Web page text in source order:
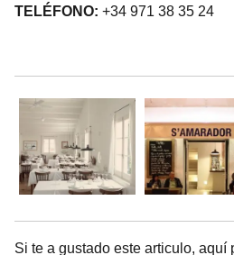
TELÉFONO: +34 971 38 35 24
Si te a gustado este articulo, aquí